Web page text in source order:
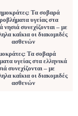
Τα σοβαρά
υγείας στα ελληνικά
συνεχίζονται – με
καΐκια οι διακομιδές
ασθενών